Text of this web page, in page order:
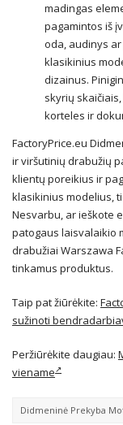
madingas
pagamintos iš
oda, audinys
klasikinius
dizainus.
skyrių
korteles ir
FactoryPrice.eu
ir viršutinių drabužių
klientų poreikius ir
klasikinius modelius,
Nesvarbu, ar ieškote
patogaus laisvalaikio
drabužiai Warszawa
tinkamus produktus.
Taip pat žiūrėkite:
sužinoti
Peržiūrėkite daugiau:
viename
Didmeninė Prekyba